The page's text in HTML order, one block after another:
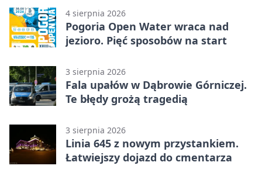
4 sierpnia 2026
Pogoria Open Water wraca nad
jezioro. Pięć sposobów na start
3 sierpnia 2026
Fala upałów w Dąbrowie Górniczej.
Te błędy grożą tragedią
3 sierpnia 2026
Linia 645 z nowym przystankiem.
Łatwiejszy dojazd do cmentarza